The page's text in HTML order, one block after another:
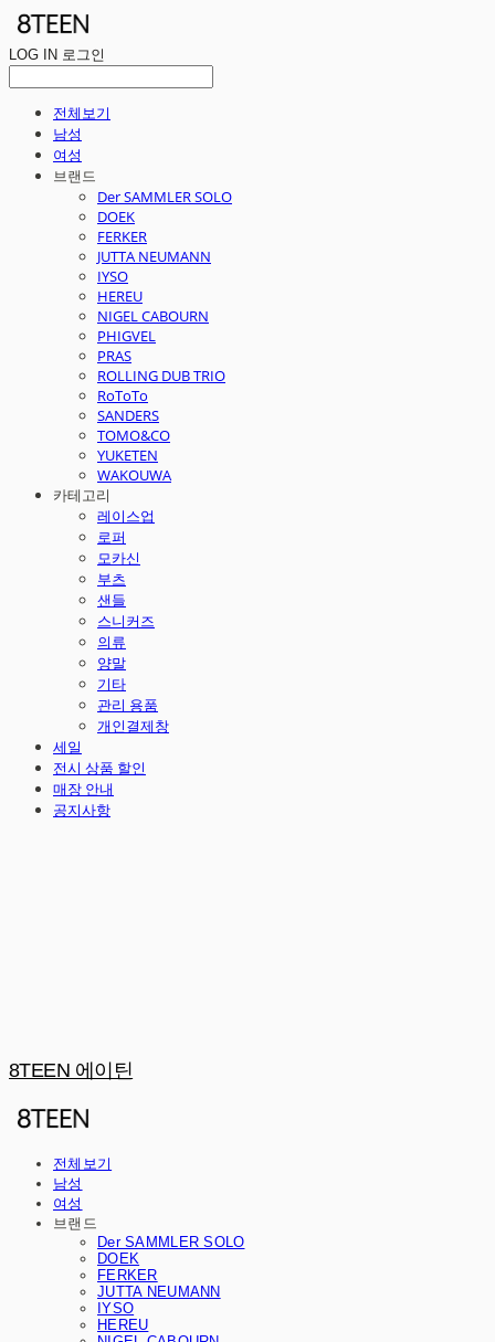
LOG IN 로그인
전체보기
남성
여성
브랜드
Der SAMMLER SOLO
DOEK
FERKER
JUTTA NEUMANN
IYSO
HEREU
NIGEL CABOURN
PHIGVEL
PRAS
ROLLING DUB TRIO
RoToTo
SANDERS
TOMO&CO
YUKETEN
WAKOUWA
카테고리
레이스업
로퍼
모카신
부츠
샌들
스니커즈
의류
양말
기타
관리 용품
개인결제창
세일
전시 상품 할인
매장 안내
공지사항
8TEEN 에이틴
전체보기
남성
여성
브랜드
Der SAMMLER SOLO
DOEK
FERKER
JUTTA NEUMANN
IYSO
HEREU